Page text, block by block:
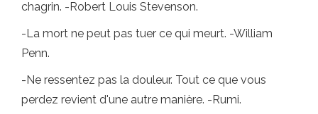
chagrin. -Robert Louis Stevenson.
-La mort ne peut pas tuer ce qui meurt. -William
Penn.
-Ne ressentez pas la douleur. Tout ce que vous
perdez revient d'une autre manière. -Rumi.